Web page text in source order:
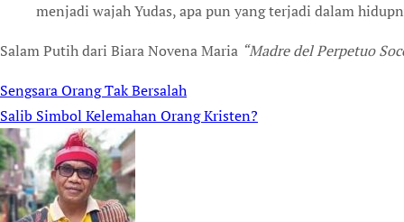
menjadi wajah Yudas, apa pun yang terjadi dalam
Salam Putih dari Biara Novena Maria “Madre del Perpetuo
Post
navigation
Sengsara Orang Tak Bersalah
Salib Simbol Kelemahan Orang Kristen?